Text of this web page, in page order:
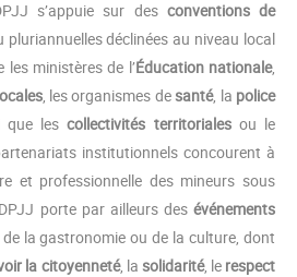
s’appuie sur des conventions de
pluriannuelles déclinées au niveau local
ministères de l’Éducation nationale,
, les organismes de santé, la police
que lescollectivités territorialesou le
institutionnels concourent à
et professionnelle des mineurs sous
porte par ailleurs des événements
la gastronomie ou de la culture, dont
la citoyenneté, la solidarité, le respect